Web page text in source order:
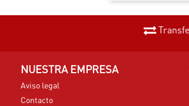
NUESTRA EMPRESA
Aviso legal
Contacto